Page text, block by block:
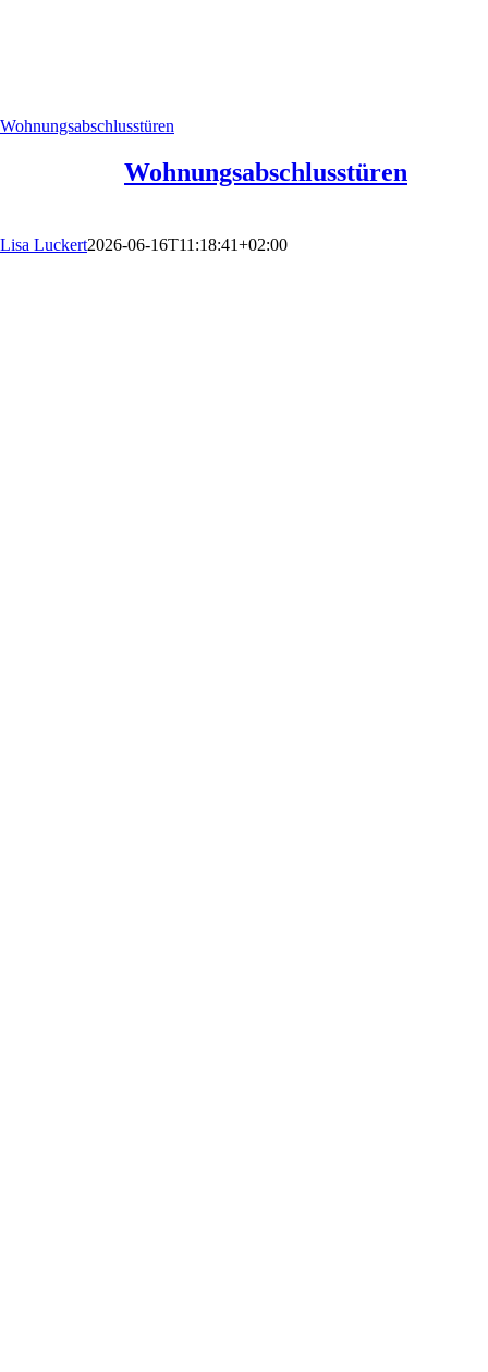
Wohnungs­abschlusstüren
Wohnungs­abschlusstüren
Lisa Luckert2026-06-16T11:18:41+02:00